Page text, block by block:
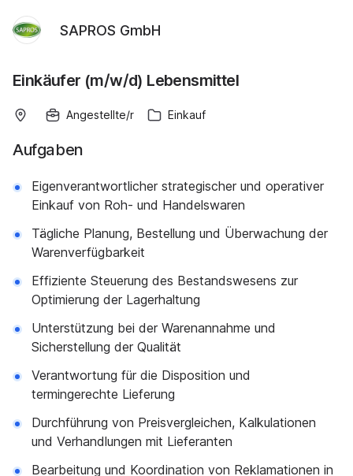
SAPROS GmbH
Einkäufer (m/w/d) Lebensmittel
Angestellte/r Einkauf
Aufgaben
Eigenverantwortlicher strategischer und operativer
Einkauf von Roh- und Handelswaren
Tägliche Planung, Bestellung und Überwachung der
Warenverfügbarkeit
Effiziente Steuerung des Bestandswesens zur
Optimierung der Lagerhaltung
Unterstützung bei der Warenannahme und
Sicherstellung der Qualität
Verantwortung für die Disposition und
termingerechte Lieferung
Durchführung von Preisvergleichen, Kalkulationen
und Verhandlungen mit Lieferanten
Bearbeitung und Koordination von Reklamationen in